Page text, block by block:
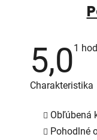
5,0
5,0
1
Charakteristika
Obľúbená
Pohodlné